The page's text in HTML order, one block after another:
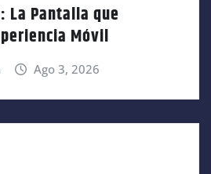
La Pantalla que
Móvil
Ago 3, 2026